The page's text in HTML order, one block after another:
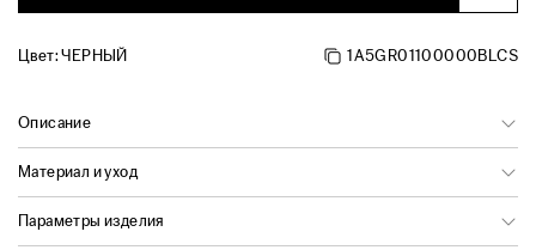
Цвет:ЧЕРНЫЙ 1A5GR01100000BLCS
Описание
Материал и уход
Параметры изделия